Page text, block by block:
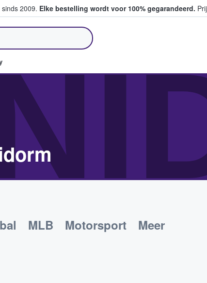
2009. Elke bestelling wordt voor 100% gegarandeerd.
en verkopen
MLB Motorsport Meer